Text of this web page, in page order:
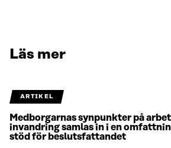
Läs mer
ARTIKEL
Medborgarnas synpunkter på
invandring samlas in i en
stöd för beslutsfattandet